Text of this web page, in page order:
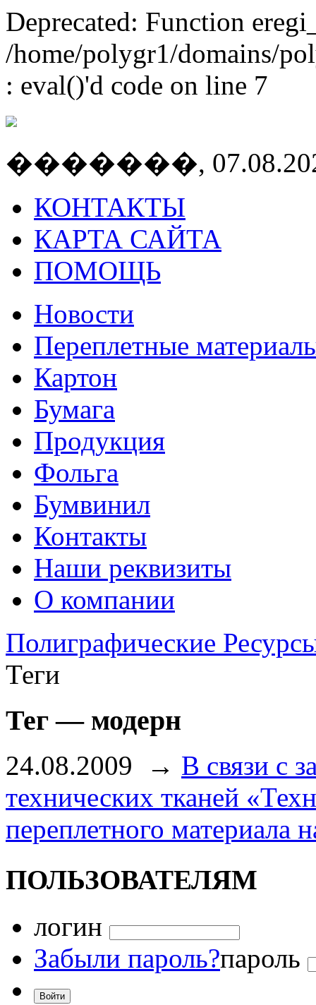
Deprecated: Function
/home/polygr1/domains/
: eval()'d code on line 7
�������,
КОНТАКТЫ
КАРТА САЙТА
ПОМОЩЬ
Новости
Переплетные
Картон
Бумага
Продукция
Фольга
Бумвинил
Контакты
Наши реквизиты
О компании
Полиграфические
Теги
Тег — модерн
24.08.2009 → В связи с
технических тканей
переплетного материала
ПОЛЬЗОВАТЕЛЯМ
логин
Забыли пароль?пароль